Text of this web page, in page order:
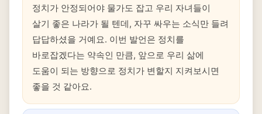
정치가 안정되어야 물가도 잡고 우리 자녀들이
살기 좋은 나라가 될 텐데, 자꾸 싸우는 소식만 들려
답답하셨을 거예요. 이번 발언은 정치를
바로잡겠다는 약속인 만큼, 앞으로 우리 삶에
도움이 되는 방향으로 정치가 변할지 지켜보시면
좋을 것 같아요.